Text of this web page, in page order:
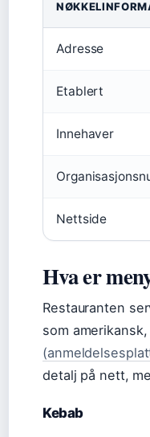
Adresse
Etablert
Innehaver
Nettside
Hva er
Restauranten
som
detalj på nett,
Kebab